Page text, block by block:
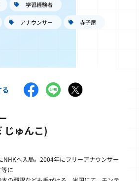
学習経験者
アナウンサー 寺子屋
る
じゅんこ)
NHKへ入局。2004年にフリーアナウンサー
に